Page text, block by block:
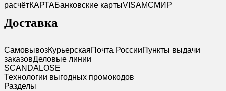
расчётКАРТАБанковские картыVISAMCМИР
Доставка
СамовывозКурьерскаяПочта РоссииПункты выдачи
заказовДеловые линии
SCANDALOSE
Технологии выгодных промокодов
Разделы